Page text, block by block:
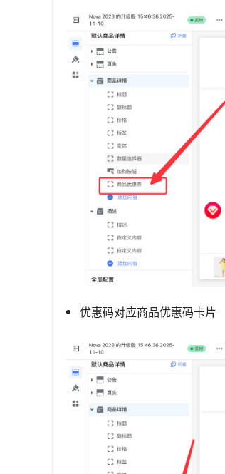
优惠码对应商品优惠码卡片